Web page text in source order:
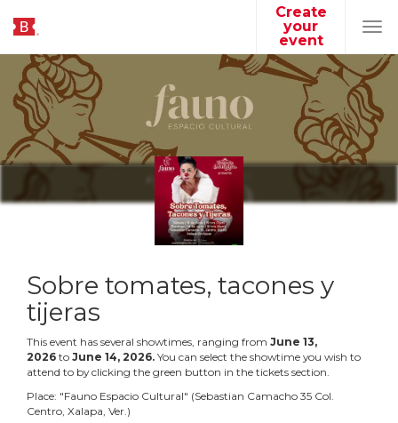
Create
your
event
Sobre tomates, tacones y
tijeras
This event has several showtimes, ranging from June 13,
2026 to June 14, 2026. You can select the showtime you wish to
attend to by clicking the green button in the tickets section.
Place: "Fauno Espacio Cultural" (Sebastian Camacho 35 Col.
Centro, Xalapa, Ver.)